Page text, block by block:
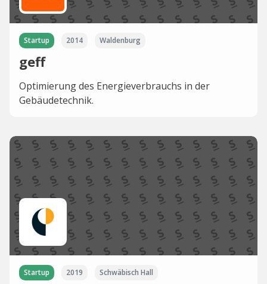
Startup 2014 Waldenburg
geff
Optimierung des Energieverbrauchs in der
Gebäudetechnik.
Startup 2019 Schwäbisch Hall